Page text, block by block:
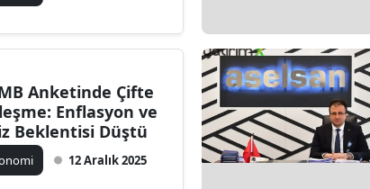
Anketinde Çifte
Enflasyon ve
Beklentisi Düştü
12 Aralık 2025